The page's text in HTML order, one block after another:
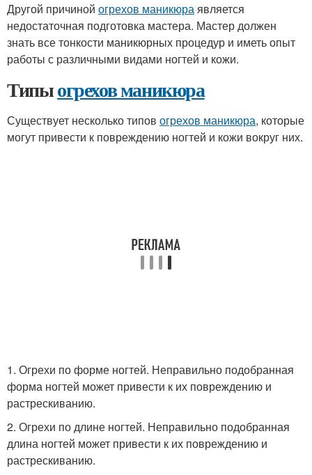
Другой причиной огрехов маникюраявляется
недостаточная подготовка мастера. Мастер должен
знать все тонкости маникюрных процедур и иметь опыт
работы с различными видами ногтей и кожи.
Типыогрехов маникюра
Существует несколько типов огрехов маникюра, которые
могут привести к повреждению ногтей и кожи вокруг них.
1. Огрехи по форме ногтей. Неправильно подобранная
форма ногтей может привести к их повреждению и
растрескиванию.
2. Огрехи по длине ногтей. Неправильно подобранная
длина ногтей может привести к их повреждению и
растрескиванию.